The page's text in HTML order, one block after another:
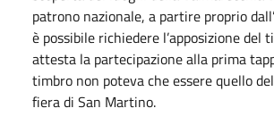
patrono nazionale, a partire proprio
è possibile richiedere l’apposizione del
attesta la partecipazione alla prima
timbro non poteva che essere quello
fiera di San Martino.